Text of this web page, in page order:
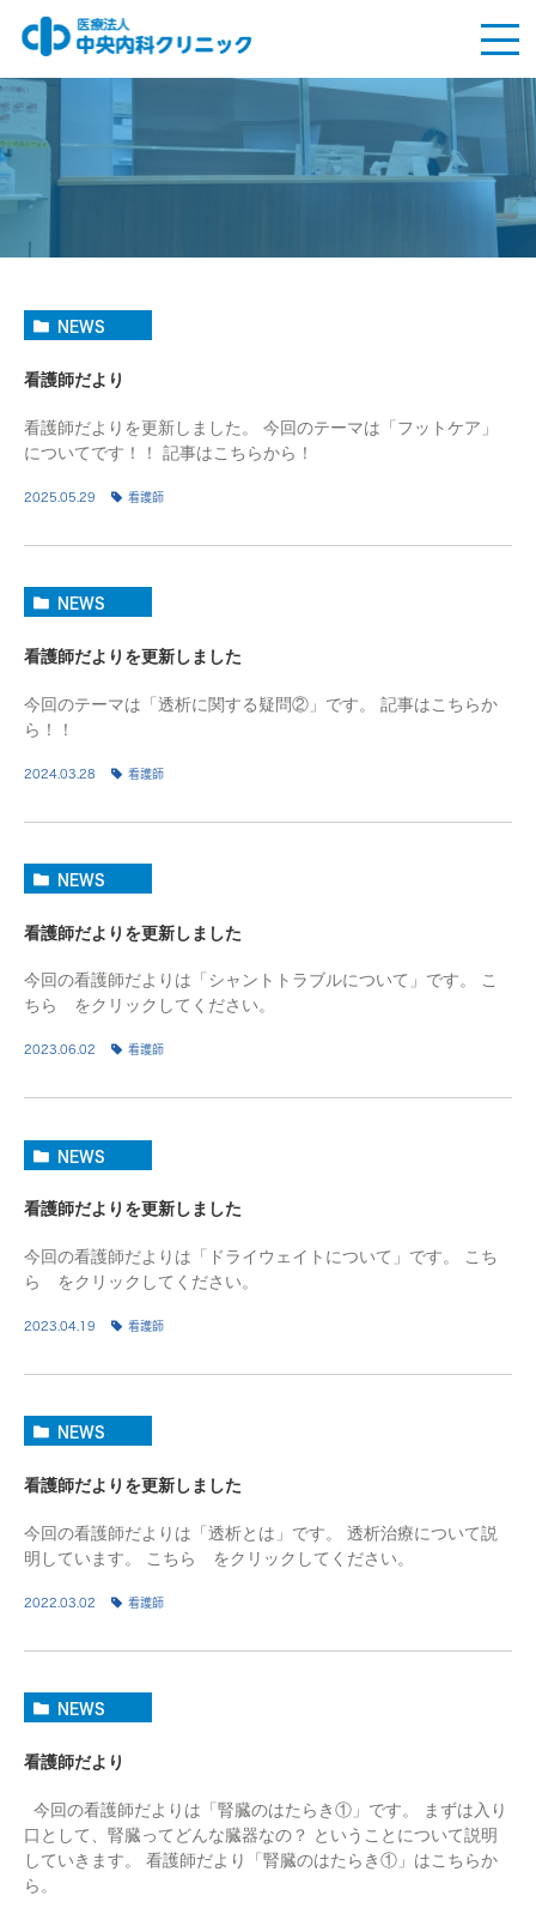
NEWS
看護師だより
看護師だよりを更新しました。 今回のテーマは「フットケア」
についてです！！ 記事はこちらから！
2025.05.29 看護師
NEWS
看護師だよりを更新しました
今回のテーマは「透析に関する疑問②」です。 記事はこちらか
ら！！
2024.03.28 看護師
NEWS
看護師だよりを更新しました
今回の看護師だよりは「シャントトラブルについて」です。 こ
ちら をクリックしてください。
2023.06.02 看護師
NEWS
看護師だよりを更新しました
今回の看護師だよりは「ドライウェイトについて」です。 こち
ら をクリックしてください。
2023.04.19 看護師
NEWS
看護師だよりを更新しました
今回の看護師だよりは「透析とは」です。 透析治療について説
明しています。 こちら をクリックしてください。
2022.03.02 看護師
NEWS
看護師だより
今回の看護師だよりは「腎臓のはたらき①」です。 まずは入り
口として、腎臓ってどんな臓器なの？ ということについて説明
していきます。 看護師だより「腎臓のはたらき①」はこちらか
ら。